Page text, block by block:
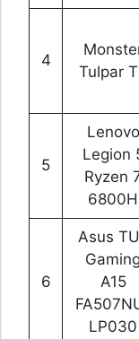
4
Tulpar
5
Lenovo
Legion
Ryzen
6800H
6
Asus
Gaming
A15
LP030